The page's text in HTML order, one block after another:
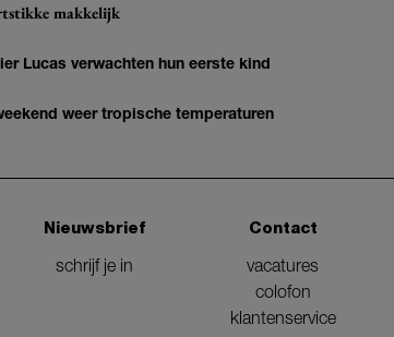
makkelijk
Lucas verwachten hun eerste kind
weer tropische temperaturen
Nieuwsbrief
schrijf je in
Contact
vacatures
colofon
klantenservice